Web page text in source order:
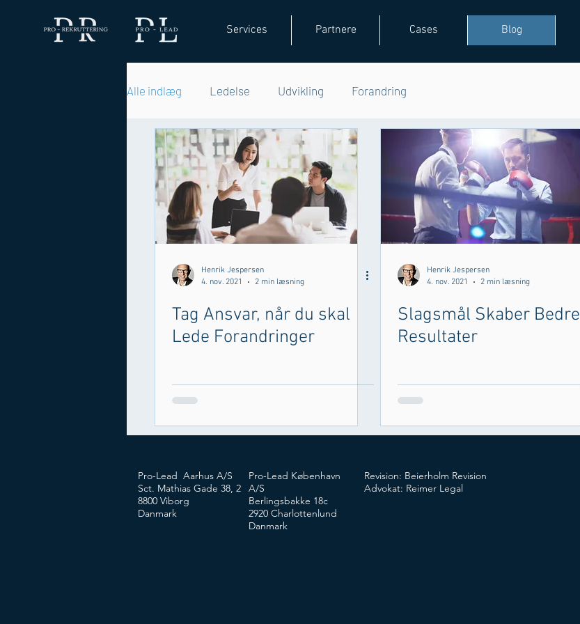
Services Partnere Cases Blog
Alle indlæg Ledelse Udvikling Forandring
Henrik Jespersen
4. nov. 2021
2 min læsning
Tag Ansvar, når du skal
Lede Forandringer
Henrik Jespersen
4. nov. 2021
2 min læsning
Slagsmål Skaber Bedre
Resultater
Pro-Lead Aarhus A/S
Sct. Mathias Gade 38, 2
8800 Viborg
Danmark
Pro-Lead København
A/S
Berlingsbakke 18c
2920 Charlottenlund
Danmark
Revision: Beierholm Revision
Advokat: Reimer Legal